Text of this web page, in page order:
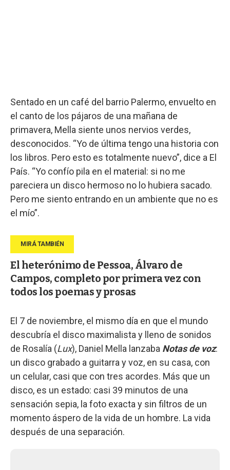
Sentado en un café del barrio Palermo, envuelto en
el canto de los pájaros de una mañana de
primavera, Mella siente unos nervios verdes,
desconocidos. “Yo de última tengo una historia con
los libros. Pero esto es totalmente nuevo”, dice a El
País. “Yo confío pila en el material: si no me
pareciera un disco hermoso no lo hubiera sacado.
Pero me siento entrando en un ambiente que no es
el mío”.
El heterónimo de Pessoa, Álvaro de
Campos, completo por primera vez con
todos los poemas y prosas
El 7 de noviembre, el mismo día en que el mundo
descubría el disco maximalista y lleno de sonidos
de Rosalía (Lux), Daniel Mella lanzaba Notas de voz:
un disco grabado a guitarra y voz, en su casa, con
un celular, casi que con tres acordes. Más que un
disco, es un estado: casi 39 minutos de una
sensación sepia, la foto exacta y sin filtros de un
momento áspero de la vida de un hombre. La vida
después de una separación.